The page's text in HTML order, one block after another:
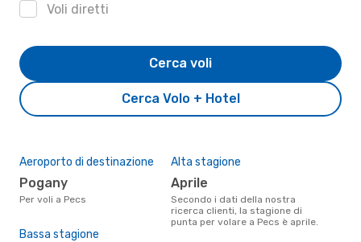
Voli diretti
Cerca Volo + Hotel
Cerca voli
Aeroporto di destinazione
Pogany
Per voli a Pecs
Alta stagione
aprile
Secondo i dati della nostra
ricerca clienti, la stagione di
punta per volare a Pecs è aprile.
Bassa stagione